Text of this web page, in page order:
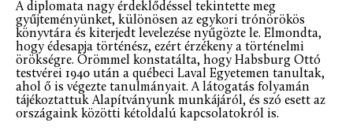
A diplomata nagy érdeklődéssel tekintette meg
gyűjteményünket, különösen az egykori trónörökös
könyvtára és kiterjedt levelezése nyűgözte le. Elmondta,
hogy édesapja történész, ezért érzékeny a történelmi
örökségre. Örömmel konstatálta, hogy Habsburg Ottó
testvérei 1940 után a québeci Laval Egyetemen tanultak,
ahol ő is végezte tanulmányait. A látogatás folyamán
tájékoztattuk Alapítványunk munkájáról, és szó esett az
országaink közötti kétoldalú kapcsolatokról is.